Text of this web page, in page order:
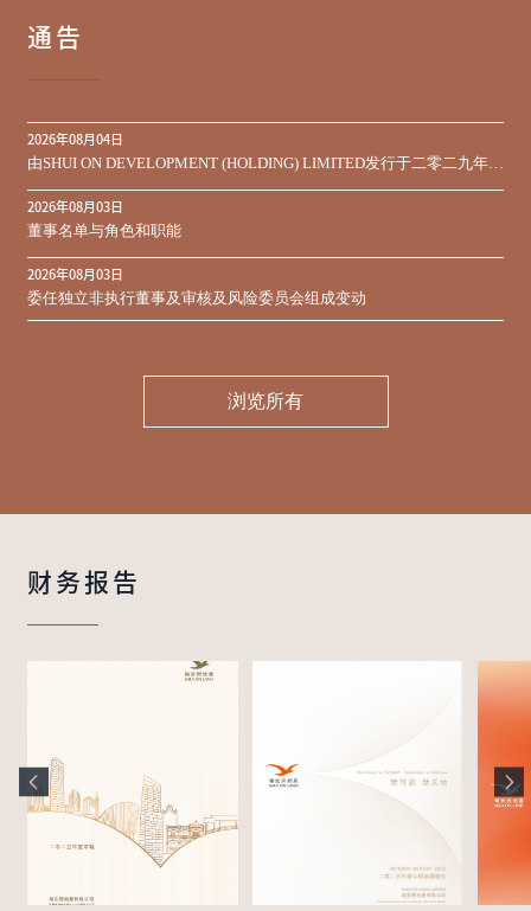
通告
2026年08月04日
由SHUI ON DEVELOPMENT (HOLDING) LIMITED发行于二零二九年到
期之450,000,000美元9.75%优先票据之同意征求于届满期限前收到的
同意结果
2026年08月03日
董事名单与角色和职能
2026年08月03日
委任独立非执行董事及审核及风险委员会组成变动
浏览所有
财务报告